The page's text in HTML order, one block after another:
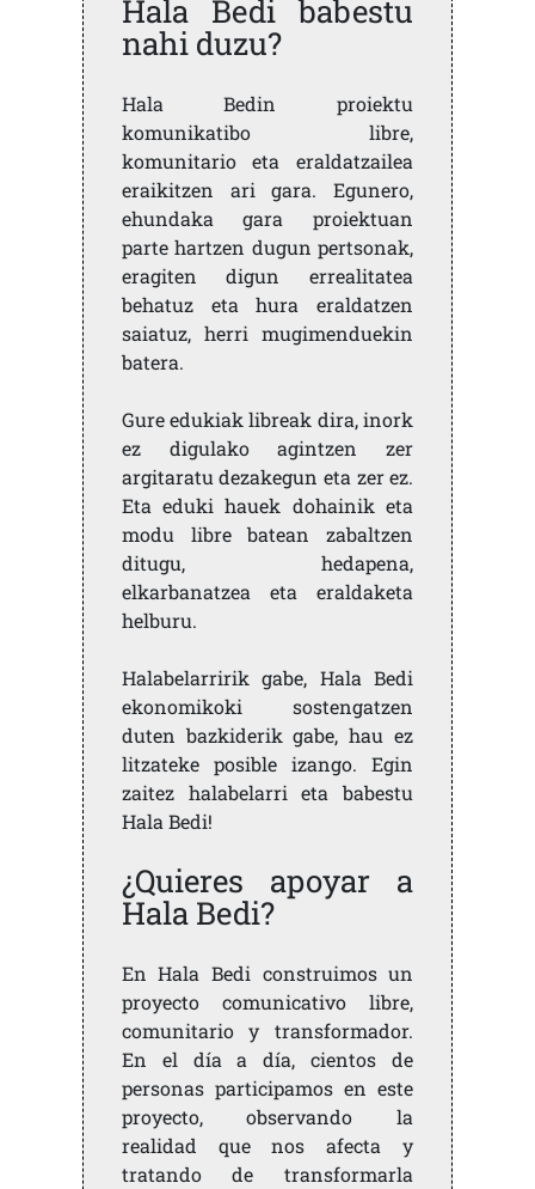
Hala Bedi babestu
nahi duzu?
Hala Bedin proiektu
komunikatibo libre,
komunitario eta eraldatzailea
eraikitzen ari gara. Egunero,
ehundaka gara proiektuan
parte hartzen dugun pertsonak,
eragiten digun errealitatea
behatuz eta hura eraldatzen
saiatuz, herri mugimenduekin
batera.
Gure edukiak libreak dira, inork
ez digulako agintzen zer
argitaratu dezakegun eta zer ez.
Eta eduki hauek dohainik eta
modu libre batean zabaltzen
ditugu, hedapena,
elkarbanatzea eta eraldaketa
helburu.
Halabelarririk gabe, Hala Bedi
ekonomikoki sostengatzen
duten bazkiderik gabe, hau ez
litzateke posible izango. Egin
zaitez halabelarri eta babestu
Hala Bedi!
¿Quieres apoyar a
Hala Bedi?
En Hala Bedi construimos un
proyecto comunicativo libre,
comunitario y transformador.
En el día a día, cientos de
personas participamos en este
proyecto, observando la
realidad que nos afecta y
tratando de transformarla